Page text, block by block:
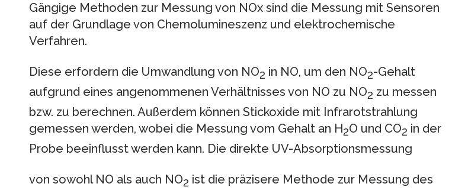
Gängige Methoden zur Messung von NOx sind die Messung mit Sensoren
auf der Grundlage von Chemolumineszenz und elektrochemische
Verfahren.
Diese erfordern die Umwandlung von NO2 in NO, um den NO2-Gehalt
aufgrund eines angenommenen Verhältnisses von NO zu NO2 zu messen
bzw. zu berechnen. Außerdem können Stickoxide mit Infrarotstrahlung
gemessen werden, wobei die Messung vom Gehalt an H2O und CO2 in der
Probe beeinflusst werden kann. Die direkte UV-Absorptionsmessung
von sowohl NO als auch NO2 ist die präzisere Methode zur Messung des